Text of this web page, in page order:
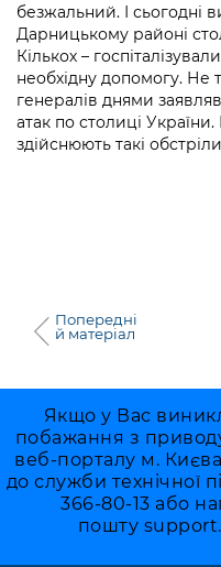
Підприємства,
Kyiv International
Річні звіти
Гендерна політика
Портал Захисників
Безбар'єрність
Портал послуг
Уряд» – місцевий
Важливе під час
Про відкриті дані
Портал даних Києва
Публічні дашборди
безжальний. І сьогодні
Дарницькому районі
Кількох –
необхідну допомогу. Не
генералів днями
атак по столиці
здійснюють такі
Попередні
й матеріал
Якщо у Вас
побажання з
веб-порталу м.
до служби технічної
366-80-13 або
пошту